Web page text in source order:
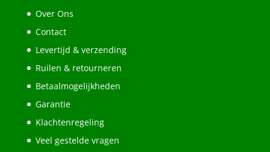
Over Ons
Contact
Levertijd & verzending
Ruilen & retourneren
Betaalmogelijkheden
Garantie
Klachtenregeling
Veel gestelde vragen